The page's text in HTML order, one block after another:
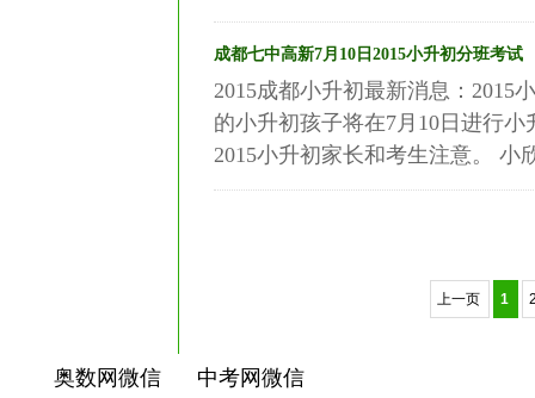
成都七中高新7月10日2015小升初分班考试
2015成都小升初最新消息：2015
的小升初孩子将在7月10日进行
2015小升初家长和考生注意。 小
上一页 1
奥数网微信 中考网微信